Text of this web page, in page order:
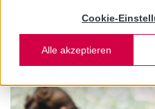
Cookie-
Alle akzeptieren
FRANK